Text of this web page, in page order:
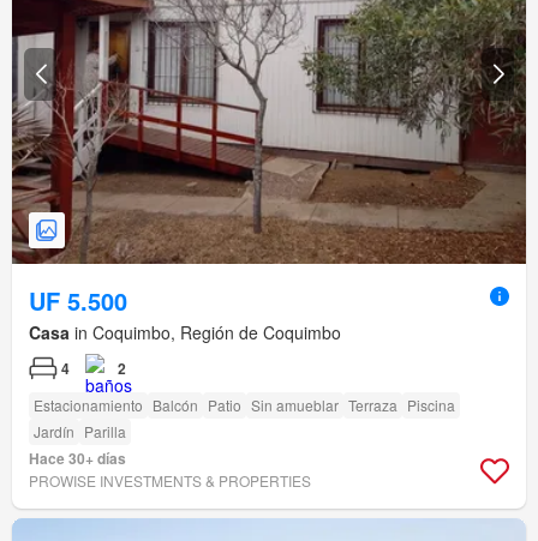
UF 5.500
Casa in Coquimbo, Región de Coquimbo
4 2
Estacionamiento Balcón Patio Sin amueblar Terraza Piscina
Jardín Parilla
Hace 30+ días
PROWISE INVESTMENTS & PROPERTIES